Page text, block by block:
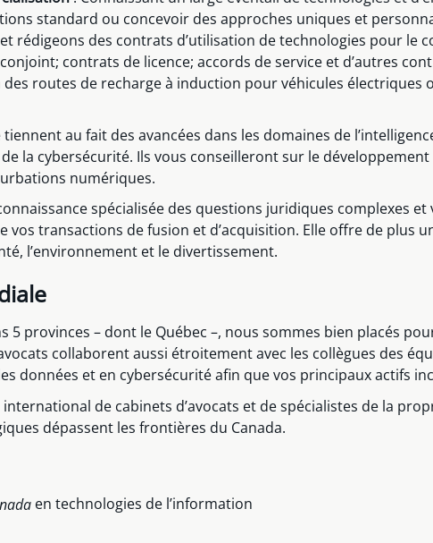
standard ou concevoir des approches uniques et
rédigeons des contrats d’utilisation de technologies pour le
contrats de licence; accords de service et d’autres
routes de recharge à induction pour véhicules
tiennent au fait des avancées dans les domaines de
la cybersécurité. Ils vous conseilleront sur le
numériques.
spécialisée des questions juridiques complexes
vos transactions de fusion et d’acquisition. Elle offre de plus
l’environnement et le divertissement.
5 provinces – dont le Québec –, nous sommes bien placés
collaborent aussi étroitement avec les collègues des
données et en cybersécurité afin que vos principaux actifs
de cabinets d’avocats et de spécialistes de la
dépassent les frontières du Canada.
en technologies de l’information